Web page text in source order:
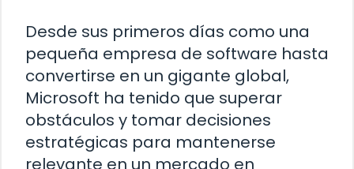
Desde sus primeros días como una
pequeña empresa de software hasta
convertirse en un gigante global,
Microsoft ha tenido que superar
obstáculos y tomar decisiones
estratégicas para mantenerse
relevante en un mercado en